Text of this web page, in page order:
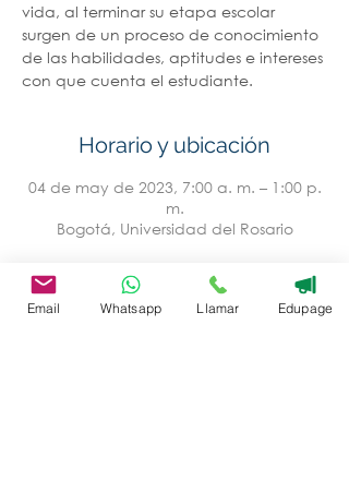
vida, al terminar su etapa escolar
surgen de un proceso de conocimiento
de las habilidades, aptitudes e intereses
con que cuenta el estudiante.
Horario y ubicación
04 de may de 2023, 7:00 a. m. – 1:00 p.
m.
Bogotá, Universidad del Rosario
Acerca del evento
Email Whatsapp Llamar Edupage